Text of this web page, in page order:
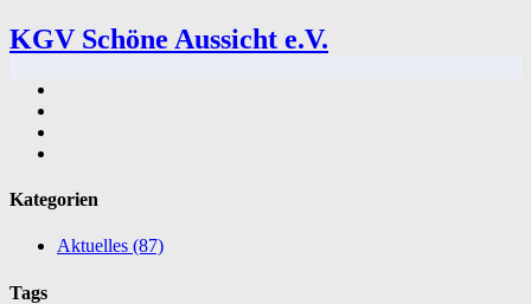
KGV Schöne Aussicht e.V.
Kategorien
Aktuelles (87)
Tags